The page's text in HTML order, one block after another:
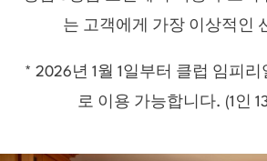
는 고객에게 가장 이상적인
* 2026년 1월 1일부터 클럽 임피
로 이용 가능합니다. (1인